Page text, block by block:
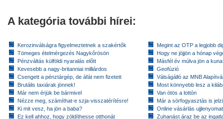
A kategória további hírei:
Kerozinválságra figyelmeztetnek a szakértők
Tömeges ételmérgezés Nagykőrösön
Pénzváltás külföldi nyaralás előtt
Kevesebb a nagy-britanniai milliárdos
Csengett a pénztárgép, de áfát nem fizetett
Brutális taxiárak jönnek!
Már nem érjük be bármivel
Nézze meg, számíthat-e szja-visszatérítésre!
Ki mit vesz, ha jön a baba?
Ez kell ahhoz, hogy zöldíthesse otthonát
Megint az OTP a legjobb
Hogy ne jöjjön a hónap
Másfél év múlva jön a
Geofúzió
Válságálló az MNB
Most könnyebb lesz a
Van ötös a lottón
Már a sörfogyasztás is
Online vásárlás
Zuhanást áraz be az